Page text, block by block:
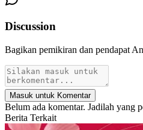
Discussion
Bagikan pemikiran dan pendapat
Masuk untuk Komentar
Belum ada komentar. Jadilah yang
Berita Terkait